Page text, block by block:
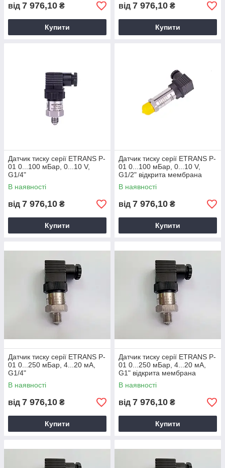
від 7 976,10 ₴
Купити
від 7 976,10 ₴
Купити
Датчик тиску серії ETRANS P-
01 0...100 мБар, 0...10 V,
G1/4"
В наявності
від 7 976,10 ₴
Купити
Датчик тиску серії ETRANS P-
01 0...100 мБар, 0...10 V,
G1/2" відкрита мембрана
В наявності
від 7 976,10 ₴
Купити
Датчик тиску серії ETRANS P-
01 0...250 мБар, 4...20 мА,
G1/4"
В наявності
від 7 976,10 ₴
Купити
Датчик тиску серії ETRANS P-
01 0...250 мБар, 4...20 мА,
G1" відкрита мембрана
В наявності
від 7 976,10 ₴
Купити